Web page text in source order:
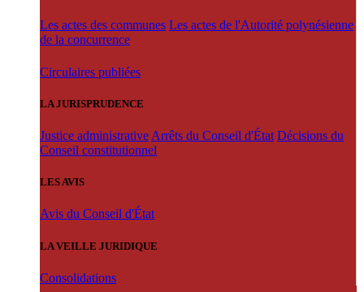
Les actes des communes Les actes de l'Autorité polynésienne
de la concurrence
Circulaires publiées
LA JURISPRUDENCE
Justice administrative Arrêts du Conseil d'État Décisions du
Conseil constitutionnel
LES AVIS
Avis du Conseil d'État
LA VEILLE JURIDIQUE
Consolidations